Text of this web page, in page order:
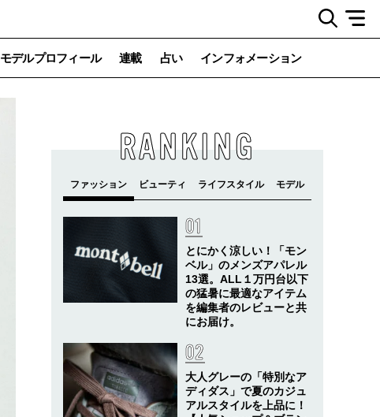
モデルプロフィール 連載 占い インフォメーション
RANKING
とにかく涼しい！「モン
ベル」のメンズアパレル
13選。ALL１万円台以下
の猛暑に最適なアイテム
を編集者のレビューと共
にお届け。
大人グレーの「特別なア
ディダス」で夏のカジュ
アルスタイルを上品に！